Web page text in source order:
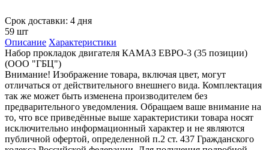
Срок доставки: 4 дня
59 шт
Описание Характеристики
Набор прокладок двигателя КАМАЗ ЕВРО-3 (35 позиции)
(ООО "ГБЦ")
Внимание! Изображение товара, включая цвет, могут
отличаться от действительного внешнего вида. Комплектация
так же может быть изменена производителем без
предварительного уведомления. Обращаем ваше внимание на
то, что все приведённые выше характеристики товара носят
исключительно информационный характер и не являются
публичной офертой, определенной п.2 ст. 437 Гражданского